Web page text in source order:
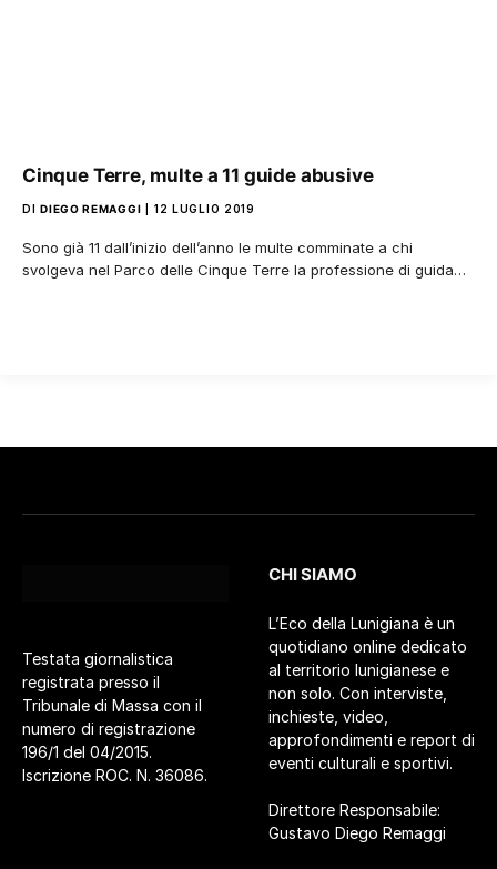
Cinque Terre, multe a 11 guide abusive
DI DIEGO REMAGGI 12 LUGLIO 2019
Sono già 11 dall’inizio dell’anno le multe comminate a chi
svolgeva nel Parco delle Cinque Terre la professione di guida…
Testata giornalistica
registrata presso il
Tribunale di Massa con il
numero di registrazione
196/1 del 04/2015.
Iscrizione ROC. N. 36086.
CHI SIAMO
L’Eco della Lunigiana è un
quotidiano online dedicato
al territorio lunigianese e
non solo. Con interviste,
inchieste, video,
approfondimenti e report di
eventi culturali e sportivi.
Direttore Responsabile:
Gustavo Diego Remaggi